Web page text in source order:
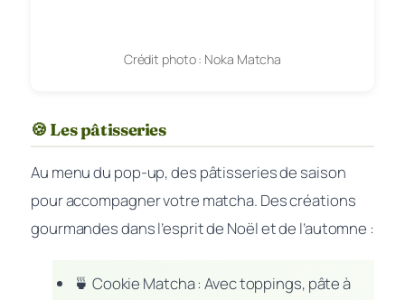
Crédit photo : Noka Matcha
🍪 Les pâtisseries
Au menu du pop-up, des pâtisseries de saison
pour accompagner votre matcha. Des créations
gourmandes dans l’esprit de Noël et de l’automne :
🍵 Cookie Matcha : Avec toppings, pâte à